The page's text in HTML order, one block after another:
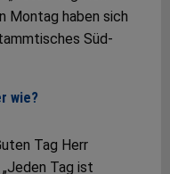
Montag haben sich
Süd-
wie?
Tag Herr
Tag ist